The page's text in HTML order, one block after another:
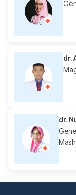
dr.
dr.